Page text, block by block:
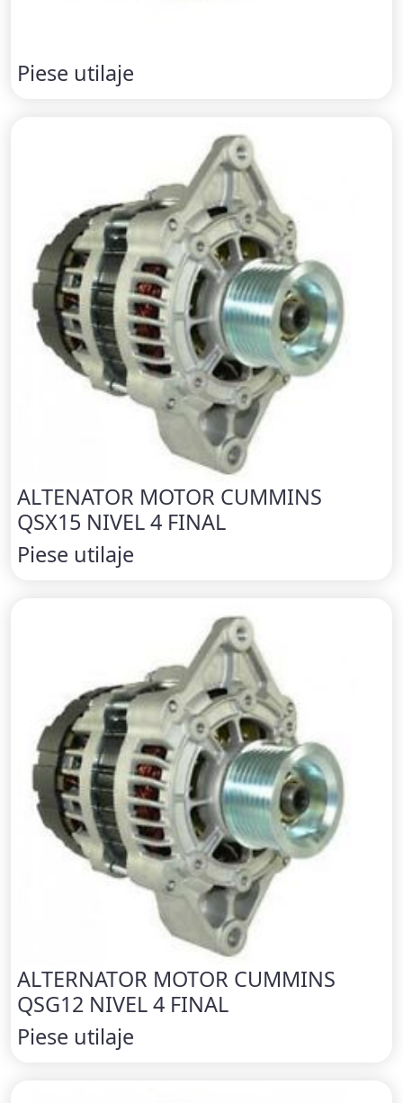
Piese utilaje
ALTENATOR MOTOR CUMMINS
QSX15 NIVEL 4 FINAL
Piese utilaje
ALTERNATOR MOTOR CUMMINS
QSG12 NIVEL 4 FINAL
Piese utilaje